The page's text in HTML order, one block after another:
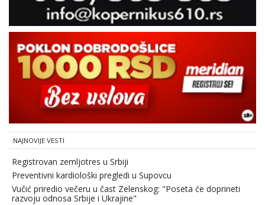
NAJNOVIJE VESTI
Registrovan zemljotres u Srbiji
Preventivni kardiološki pregledi u Supovcu
Vučić priredio večeru u čast Zelenskog: "Poseta će doprineti
razvoju odnosa Srbije i Ukrajine"